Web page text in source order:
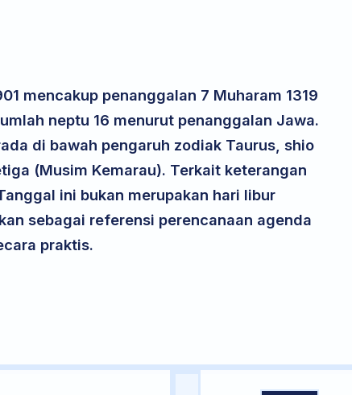
mencakup penanggalan 7 Muharam 1319
neptu 16 menurut penanggalan Jawa.
di bawah pengaruh zodiak Taurus, shio
(Musim Kemarau). Terkait keterangan
ini bukan merupakan hari libur
sebagai referensi perencanaan agenda
praktis.